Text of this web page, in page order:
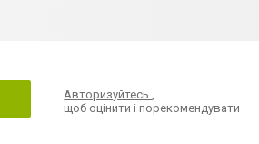
Авторизуйтесь
щоб оцінити і порекомендувати